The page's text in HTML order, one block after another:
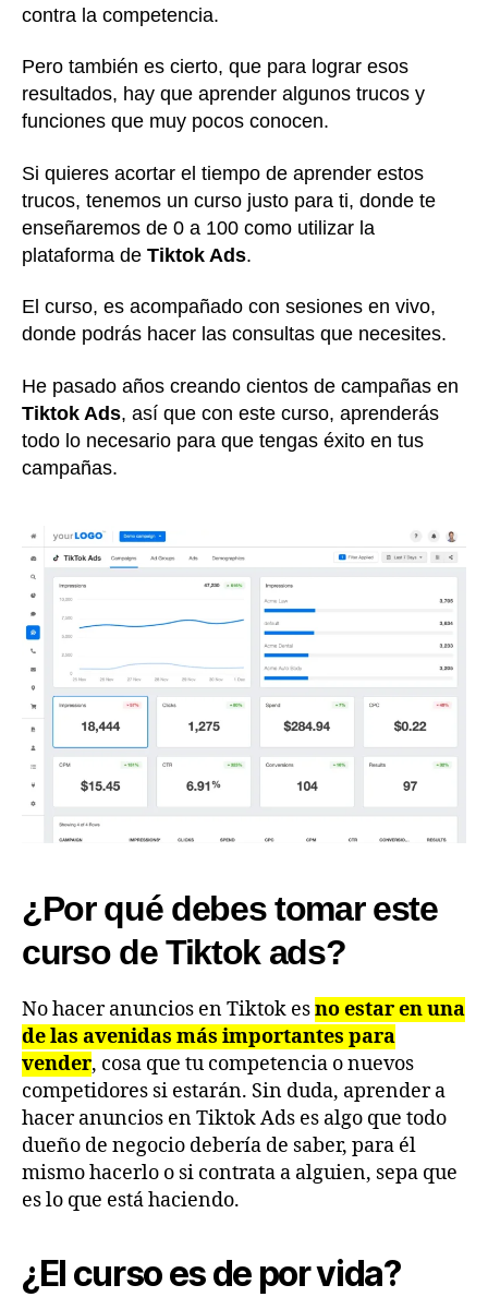
contra la competencia.
Pero también es cierto, que para lograr esos
resultados, hay que aprender algunos trucos y
funciones que muy pocos conocen.
Si quieres acortar el tiempo de aprender estos
trucos, tenemos un curso justo para ti, donde te
enseñaremos de 0 a 100 como utilizar la
plataforma de Tiktok Ads.
El curso, es acompañado con sesiones en vivo,
donde podrás hacer las consultas que necesites.
He pasado años creando cientos de campañas en
Tiktok Ads, así que con este curso, aprenderás
todo lo necesario para que tengas éxito en tus
campañas.
¿Por qué debes tomar este
curso de Tiktok ads?
No hacer anuncios en Tiktok esno estar en una
de las avenidas más importantes para
vender, cosa que tu competencia o nuevos
competidores si estarán. Sin duda, aprender a
hacer anuncios en Tiktok Ads es algo que todo
dueño de negocio debería de saber, para él
mismo hacerlo o si contrata a alguien, sepa que
es lo que está haciendo.
¿El curso es de por vida?